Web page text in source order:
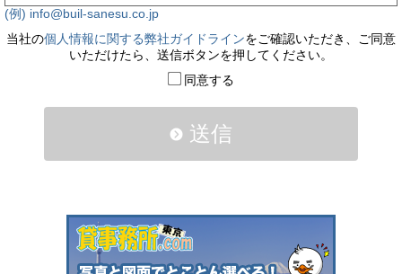
(例) info@buil-sanesu.co.jp
当社の個人情報に関する弊社ガイドラインをご確認いただき、ご同意
いただけたら、送信ボタンを押してください。
同意する
送信